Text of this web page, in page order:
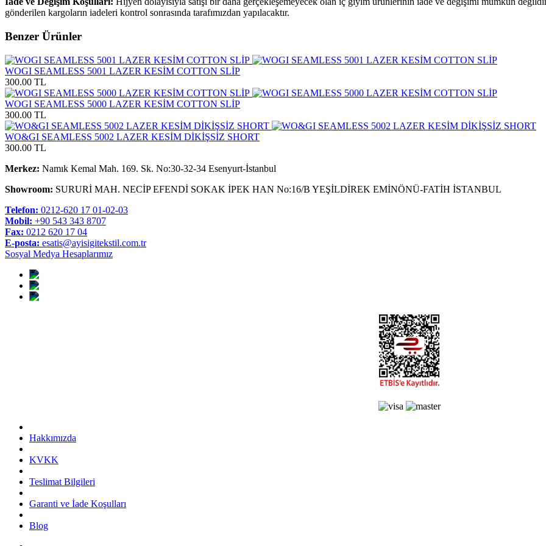
gönderilen kargoların iadeleri kontrol sonrasında tarafımızdan yapılacaktır.
Benzer Ürünler
WOGI SEAMLESS 5001 LAZER KESİM COTTON SLİP
300.00 TL
WOGI SEAMLESS 5000 LAZER KESİM COTTON SLİP
300.00 TL
WO&GI SEAMLESS 5002 LAZER KESİM DİKİŞSİZ SHORT
300.00 TL
Merkez: Namık Kemal Mah. 169. Sk. No:30-32-34 Esenyurt-İstanbul
Showroom: SURURİ MAH. NECİP EFENDİ SOKAK İPEK HAN No:16/B YEŞİLDİREK EMİNÖNÜ-FATİH İSTANBUL
Telefon: 0212-620 17 01-02-03
Mobil: +90 543 343 8707
Fax: 0212 620 17 04
E-posta: esatis@ayisigitekstil.com.tr
Sosyal Medya Hesaplarımız
Hakkımızda
KVKK
Teslimat Bilgileri
Garanti ve İade Koşulları
Blog